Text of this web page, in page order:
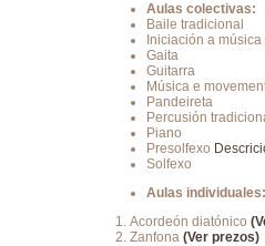
Aulas colectivas:
Baile tradicional
Iniciación a
Gaita
Guitarra
Música e
Pandeireta
Percusión
Piano
Presolfexo
Solfexo
Aulas individuales:
Acordeón diatónico
Zanfona (Ver prezos)